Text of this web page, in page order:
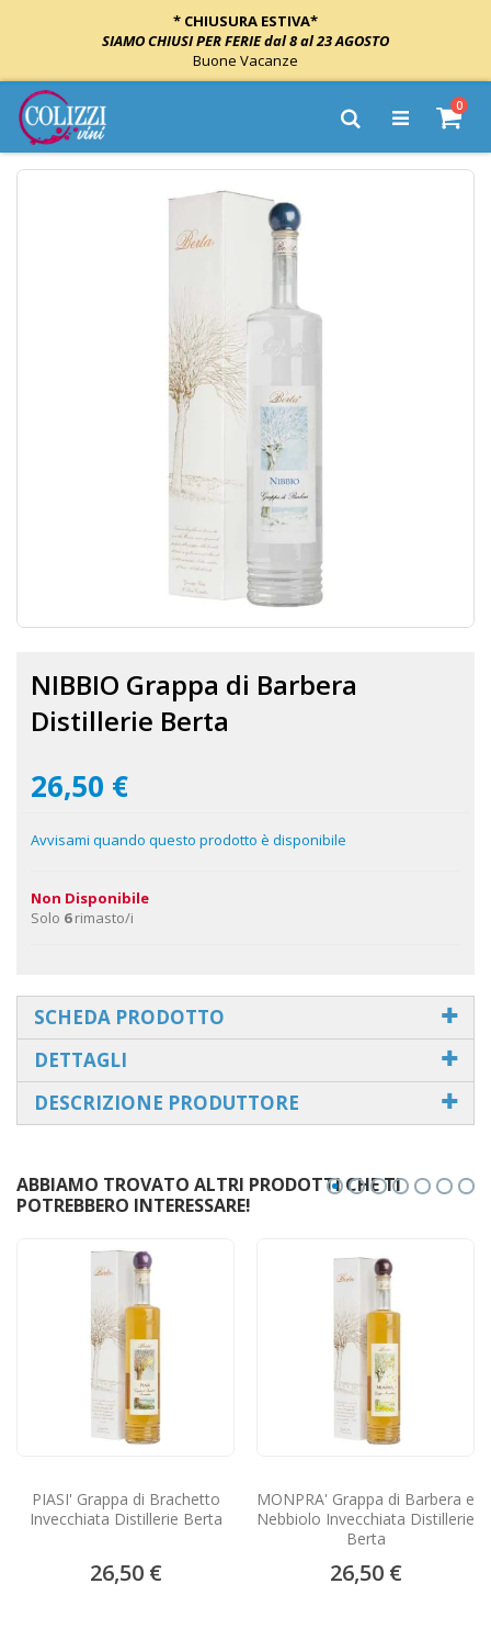
* CHIUSURA ESTIVA*
SIAMO CHIUSI PER FERIE dal 8 al 23 AGOSTO
Buone Vacanze
Salta
al
contenuto
Cart
0
Cerca
Vai
della
galleria
immagini
NIBBIO Grappa di Barbera
Distillerie Berta
26,50 €
Avvisami quando questo prodotto è disponibile
Non Disponibile
Solo 6rimasto/i
SCHEDA PRODOTTO
DETTAGLI
DESCRIZIONE PRODUTTORE
ABBIAMO TROVATO ALTRI PRODOTTI CHE TI
POTREBBERO INTERESSARE!
PIASI' Grappa di Brachetto
Invecchiata Distillerie Berta
26,50 €
MONPRA' Grappa di Barbera e
Nebbiolo Invecchiata Distillerie
Berta
26,50 €